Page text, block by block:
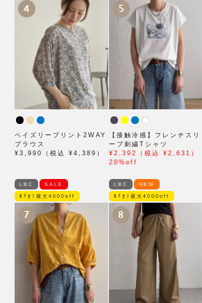
4
ペイズリープリント2WAY
ブラウス
¥3,990（税込 ¥4,389）
5
【接触冷感】フレンチスリ
ーブ刺繍Tシャツ
¥2,392（税込 ¥2,631）
20%off
LBC SALE
ﾓｱｵﾌ最大4000off
7
LBC NEW
ﾓｱｵﾌ最大4000off
8